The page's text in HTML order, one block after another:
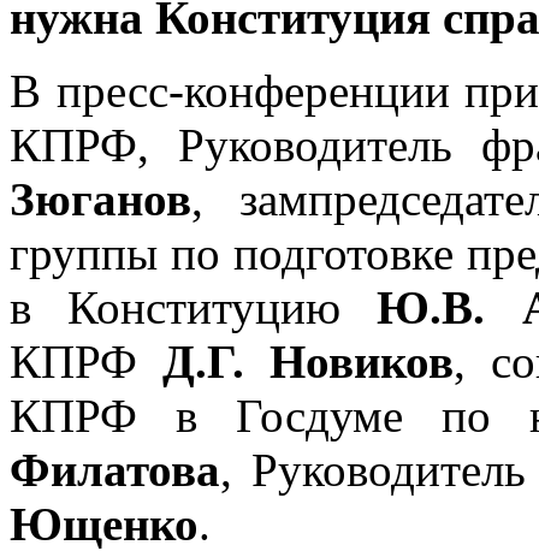
нужна Конституция
В пресс-конференции
КПРФ, Руководитель
Зюганов,
группы по подготовке
в КонституциюЮ.В.
КПРФ Д.Г. Новиков,
КПРФ в Госдуме по
Филатова,
Ющенко.